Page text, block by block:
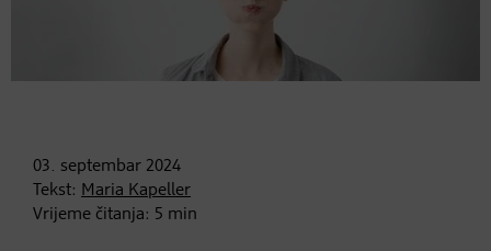
03. septembar 2024
Tekst: Maria Kapeller
Vrijeme čitanja: 5 min